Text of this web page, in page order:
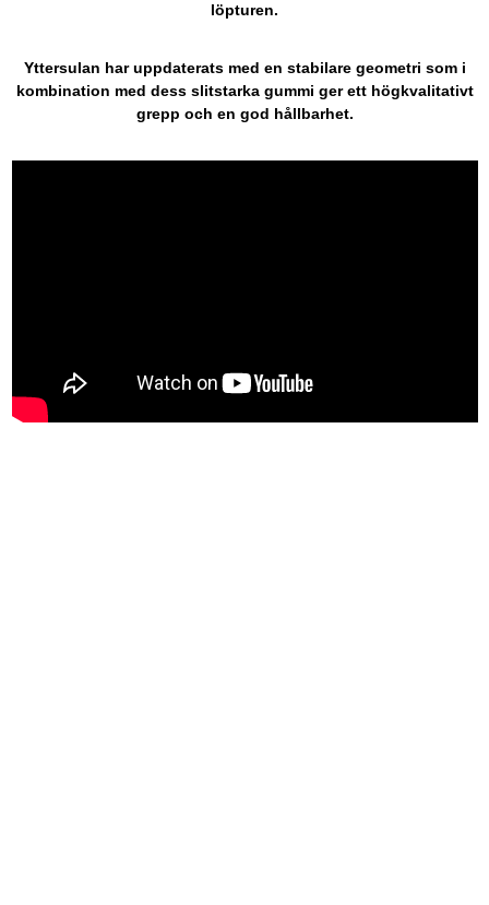
löpturen.
Yttersulan har uppdaterats med en stabilare geometri som i
kombination med dess slitstarka gummi ger ett högkvalitativt
grepp och en god hållbarhet.